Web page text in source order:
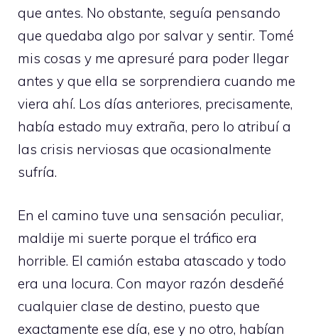
que antes. No obstante, seguía pensando
que quedaba algo por salvar y sentir. Tomé
mis cosas y me apresuré para poder llegar
antes y que ella se sorprendiera cuando me
viera ahí. Los días anteriores, precisamente,
había estado muy extraña, pero lo atribuí a
las crisis nerviosas que ocasionalmente
sufría.
En el camino tuve una sensación peculiar,
maldije mi suerte porque el tráfico era
horrible. El camión estaba atascado y todo
era una locura. Con mayor razón desdeñé
cualquier clase de destino, puesto que
exactamente ese día, ese y no otro, habían